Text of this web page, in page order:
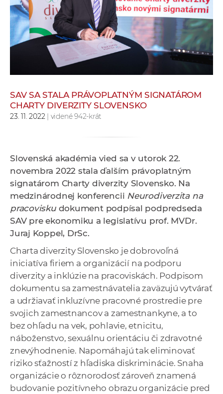
e
v
p
r
a
v
c
h
a
p
r
n
í
k
o
h
S
A
V
SAV SA STALA PRÁVOPLATNÝM SIGNATÁROM
CHARTY DIVERZITY SLOVENSKO
23. 11. 2022| videné 942-krát
Slovenská akadémia vied sa v utorok 22.
novembra 2022 stala ďalším právoplatným
signatárom Charty diverzity Slovensko. Na
medzinárodnej konferencii Neurodiverzita na
pracoviskudokument podpísal podpredseda
SAV pre ekonomiku a legislatívu prof. MVDr.
Juraj Koppel, DrSc.
Charta diverzity Slovensko je dobrovoľná
iniciatíva firiem a organizácií na podporu
diverzity a inklúzie na pracoviskách. Podpi­som
dokumentu sa zamestnávatelia zaväzujú vytvárať
a udržiavať inkluzívne pracovné prostredie pre
svojich zamestnancov a zamestnankyne, a to
bez ohľadu na vek, pohlavie, etnicitu,
náboženstvo, sexuálnu orientáciu či zdravotné
znevýhodnenie. Napomáhajú tak eliminovať
riziko sťažností z hľadiska diskriminácie. Snaha
organi­zácie o rôznorodosť zároveň znamená
budovanie pozitívneho obrazu organizácie pred